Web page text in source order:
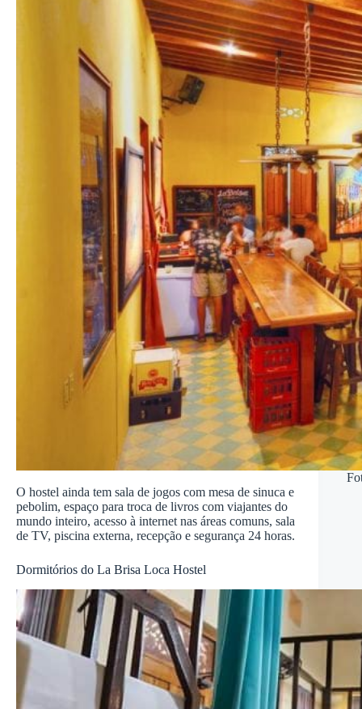
O hostel ainda tem sala de jogos com mesa de sinuca e
pebolim, espaço para troca de livros com viajantes do
mundo inteiro, acesso à internet nas áreas comuns, sala
de TV, piscina externa, recepção e segurança 24 horas.
Dormitórios do La Brisa Loca Hostel